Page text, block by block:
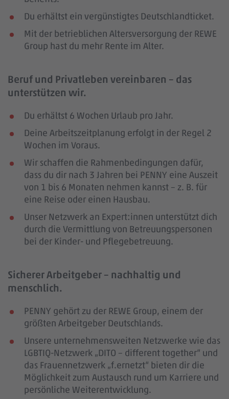
Du erhältst ein vergünstigtes Deutschlandticket.
Mit der betrieblichen Altersversorgung der REWE
Group hast du mehr Rente im Alter.
Beruf und Privatleben vereinbaren – das
unterstützen wir.
Du erhältst 6 Wochen Urlaub pro Jahr.
Deine Arbeitszeitplanung erfolgt in der Regel 2
Wochen im Voraus.
Wir schaffen die Rahmenbedingungen dafür,
dass du dir nach 3 Jahren bei PENNY eine Auszeit
von 1 bis 6 Monaten nehmen kannst – z. B. für
eine Reise oder einen Hausbau.
Unser Netzwerk an Expert:innen unterstützt dich
durch die Vermittlung von Betreuungspersonen
bei der Kinder- und Pflegebetreuung.
Sicherer Arbeitgeber – nachhaltig und
menschlich.
PENNY gehört zu der REWE Group, einem der
größten Arbeitgeber Deutschlands.
Unsere unternehmensweiten Netzwerke wie das
LGBTIQ-Netzwerk „DITO – different together“ und
das Frauennetzwerk „f.ernetzt“ bieten dir die
Möglichkeit zum Austausch rund um Karriere und
persönliche Weiterentwicklung.